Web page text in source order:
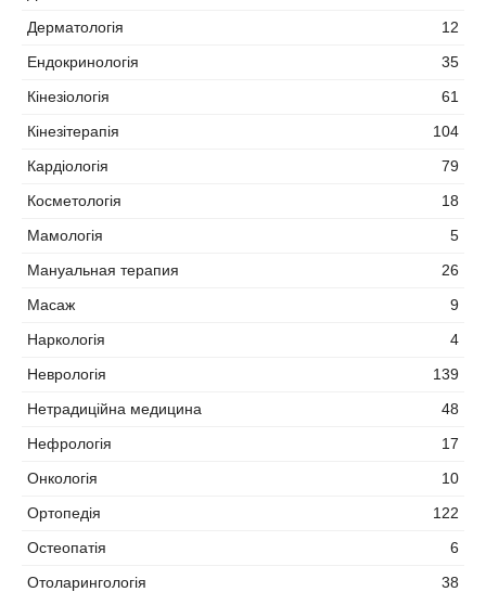
Дерматологія
12
Ендокринологія
35
Кінезіологія
61
Кінезітерапія
104
Кардіологія
79
Косметологія
18
Мамологія
5
Мануальная терапия
26
Масаж
9
Наркологія
4
Неврологія
139
Нетрадиційна медицина
48
Нефрологія
17
Онкологія
10
Ортопедія
122
Остеопатія
6
Отоларингологія
38